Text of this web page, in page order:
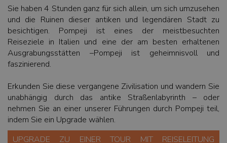
Sie haben 4 Stunden ganz für sich allein, um sich umzusehen
und die Ruinen dieser antiken und legendären Stadt zu
besichtigen. Pompeji ist eines der meistbesuchten
Reiseziele in Italien und eine der am besten erhaltenen
Ausgrabungsstätten –Pompeji ist geheimnisvoll und
faszinierend.
Erkunden Sie diese vergangene Zivilisation und wandern Sie
unabhängig durch das antike Straßenlabyrinth – oder
nehmen Sie an einer unserer Führungen durch Pompeji teil,
indem Sie ein Upgrade wählen.
UPGRADE ZU EINER TOUR MIT REISELEITUNG